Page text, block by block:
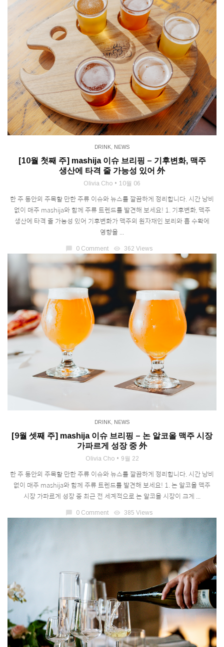
DRINK NEWS
[10월 첫째 주] mashija 이슈 브리핑 – 기후변화, 맥주
생산에 타격 줄 가능성 있어 外
Olivia Cho 10월 06
한 주 동안의 주목할 만한 주류 이슈와 뉴스를 깔끔하게 정리합니다. 시간 낭비
없이 매주 mashija와 함께 주류 트렌드를 발견해 보세요! 1. 기후변화, 맥주
생산에 타격 줄 가능성 있어 기후변화가 맥주의 원자재인 보리와 홉 수확에
영향을 ...
0 Comment visibility 362 Views
DRINK NEWS
[9월 셋째 주] mashija 이슈 브리핑 – 논 알코올 맥주 시장
가파르게 성장 중 外
Olivia Cho 9월 22
한 주 동안의 주목할 만한 주류 이슈와 뉴스를 깔끔하게 정리합니다. 시간 낭비
없이 매주 mashija와 함께 주류 트렌드를 발견해 보세요! 1. 논 알코올 맥주
시장 가파르게 성장 중 최근 전 세계적으로 논 알코올 시장이 크게 ...
chat_bubble 0 Comment visibility 385 Views